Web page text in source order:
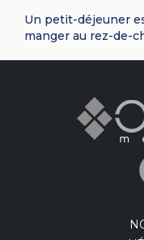
Un petit-déjeuner
manger au rez-de-